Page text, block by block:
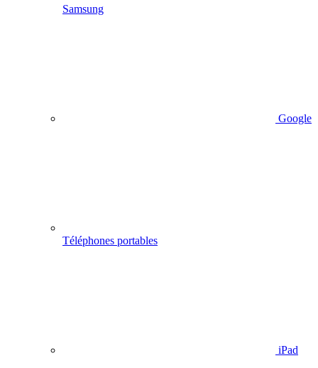
Samsung
Google
Téléphones portables
iPad